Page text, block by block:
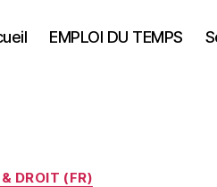
EMPLOI DU TEMPS
DROIT (FR)